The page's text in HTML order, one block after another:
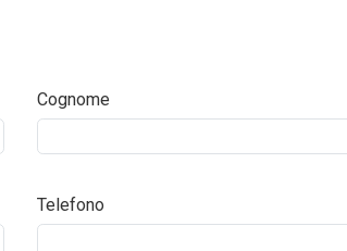
Cognome
Telefono